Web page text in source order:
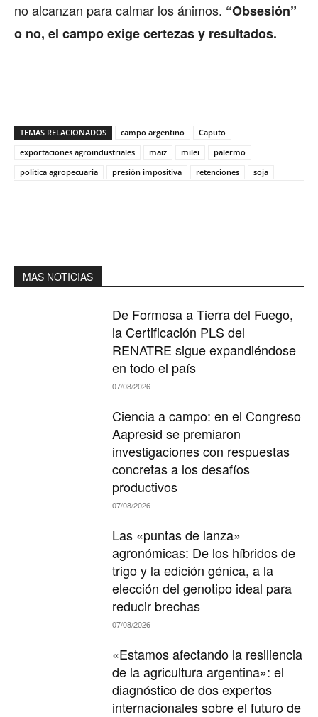
no alcanzan para calmar los ánimos. “Obsesión”
o no, el campo exige certezas y resultados.
TEMAS RELACIONADOS campo argentino
Caputo
exportaciones agroindustriales
maiz milei
palermo
política agropecuaria
presión impositiva retenciones soja
MAS NOTICIAS
De Formosa a Tierra del Fuego,
la Certificación PLS del
RENATRE sigue expandiéndose
en todo el país
07/08/2026
Ciencia a campo: en el Congreso
Aapresid se premiaron
investigaciones con respuestas
concretas a los desafíos
productivos
07/08/2026
Las «puntas de lanza»
agronómicas: De los híbridos de
trigo y la edición génica, a la
elección del genotipo ideal para
reducir brechas
07/08/2026
«Estamos afectando la resiliencia
de la agricultura argentina»: el
diagnóstico de dos expertos
internacionales sobre el futuro de